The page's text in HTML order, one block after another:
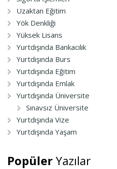
Uzaktan Eğitim
Yök Denkliği
Yüksek Lisans
Yurtdışında Bankacılık
Yurtdışında Burs
Yurtdışında Eğitim
Yurtdışında Emlak
Yurtdışında Üniversite
Sınavsız Üniversite
Yurtdışında Vize
Yurtdışında Yaşam
PopülerYazılar